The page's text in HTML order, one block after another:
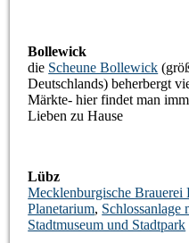
Bollewick
die Scheune Bollewick
Deutschlands) beherbergt
Märkte- hier findet man
Lieben zu Hause
Lübz
Mecklenburgische
Planetarium, Schlossanlage
Stadtmuseum und Stadtpark